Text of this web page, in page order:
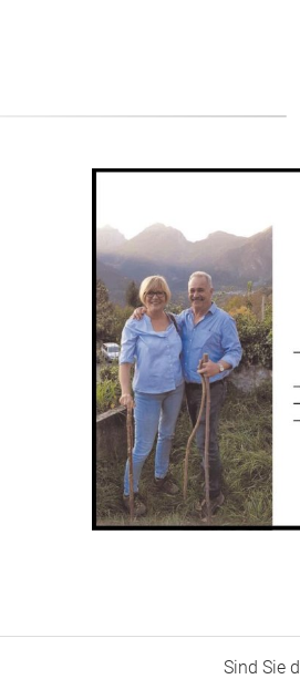
Sind Sie